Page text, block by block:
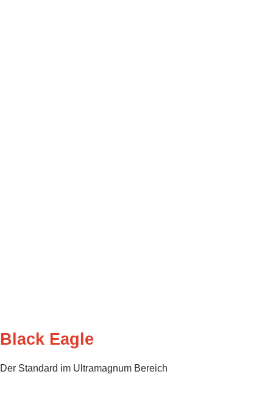
Black Eagle
Der Standard im Ultramagnum Bereich